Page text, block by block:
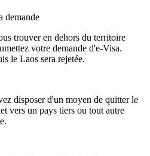
demande
trouver en dehors du territoire
votre demande d'e-Visa.
le Laos sera rejetée.
disposer d'un moyen de quitter le
vers un pays tiers ou tout autre